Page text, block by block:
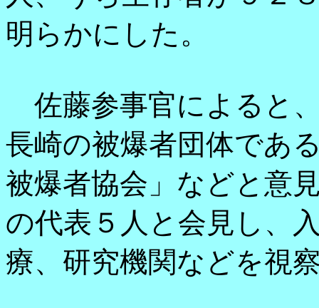
明らかにした。
佐藤参事官によると
長崎の被爆者団体であ
被爆者協会」などと意
の代表５人と会見し、
療、研究機関などを視